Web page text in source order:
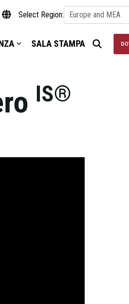
Select Region:
SALA STAMPA
IS®